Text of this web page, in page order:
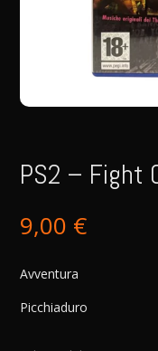
PS2 – Fight
9,00 €
Avventura
Picchiaduro